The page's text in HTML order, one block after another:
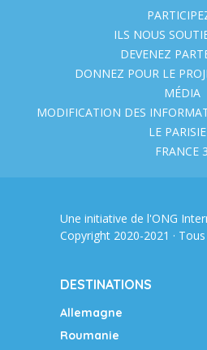
ILS NOUS
DEVENEZ
DONNEZ POUR LE
MÉDIA
MODIFICATION DES
LE
FRANCE 3
Une initiative de l'ONG
Copyright 2020-2021 ·
DESTINATIONS
Allemagne
Roumanie